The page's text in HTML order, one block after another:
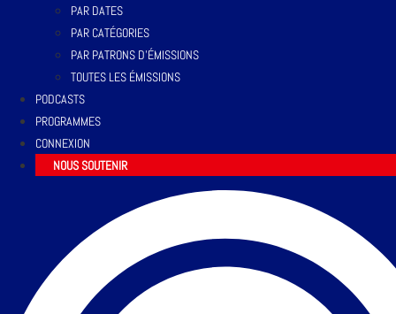
PAR DATES
PAR CATÉGORIES
PAR PATRONS D’ÉMISSIONS
TOUTES LES ÉMISSIONS
PODCASTS
PROGRAMMES
CONNEXION
NOUS SOUTENIR